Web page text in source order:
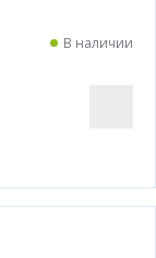
В наличии